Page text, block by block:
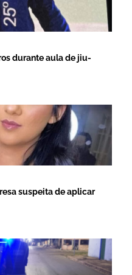
durante aula de jiu-
suspeita de aplicar